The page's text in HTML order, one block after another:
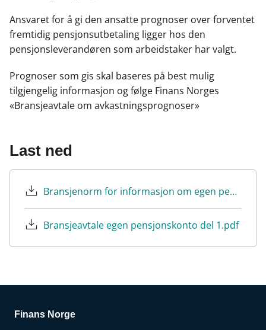
Ansvaret for å gi den ansatte prognoser over forventet
fremtidig pensjonsutbetaling ligger hos den
pensjonsleverandøren som arbeidstaker har valgt.
Prognoser som gis skal baseres på best mulig
tilgjengelig informasjon og følge Finans Norges
«Bransjeavtale om avkastningsprognoser»
Last ned
Bransjenorm for informasjon om egen pensjonskonto.pdf
Bransjeavtale egen pensjonskonto del 1.pdf
Finans Norge